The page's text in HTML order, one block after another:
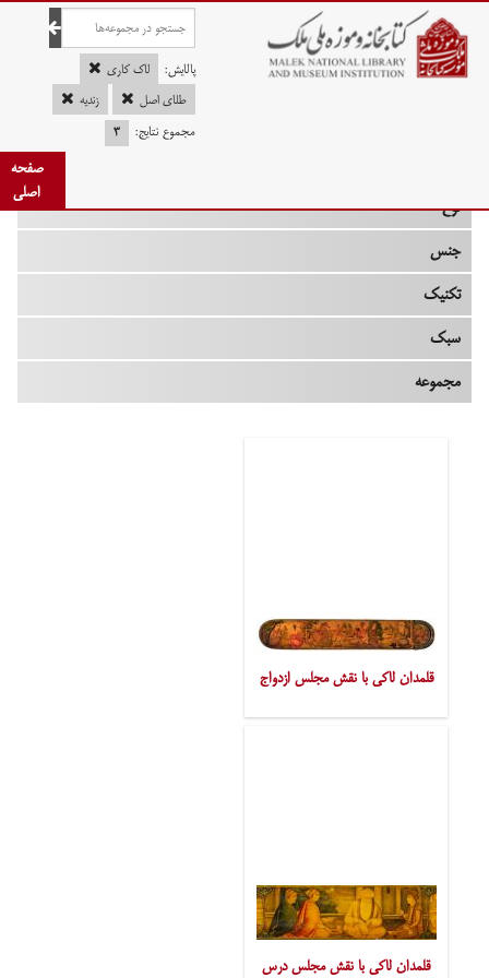
صفحه اصلی
پالایش:
لاک کاری
طلای اصل
زندیه
مجموع نتایج:
۳
صفحه
اصلی
نوع
جنس
تکنیک
سبک
مجموعه
قلمدان لاکی با نقش مجلس ازدواج
قلمدان لاکی با نقش مجلس درس